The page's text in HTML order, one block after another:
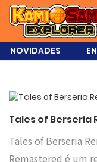
NOVIDADES
Tales of Berseria
Tales of Berseria
Remastered é um